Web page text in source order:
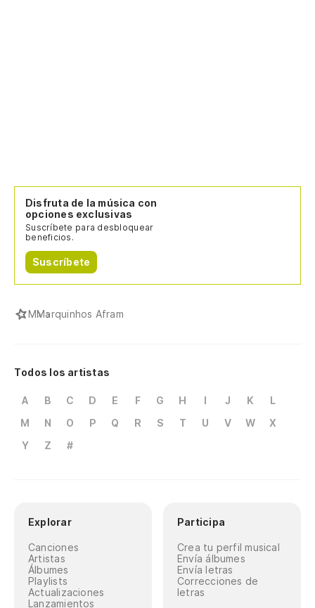
Disfruta de la música con
opciones exclusivas
Suscríbete para desbloquear
beneficios.
Suscríbete
MMarquinhos Afram
Todos los artistas
A B C D E F G H I J K
L
M
N O P Q R S T U V W
X
Y
Z #
Explorar
Canciones
Artistas
Álbumes
Playlists
Actualizaciones
Lanzamientos
Participa
Crea tu perfil musical
Envía álbumes
Envía letras
Correcciones de
letras